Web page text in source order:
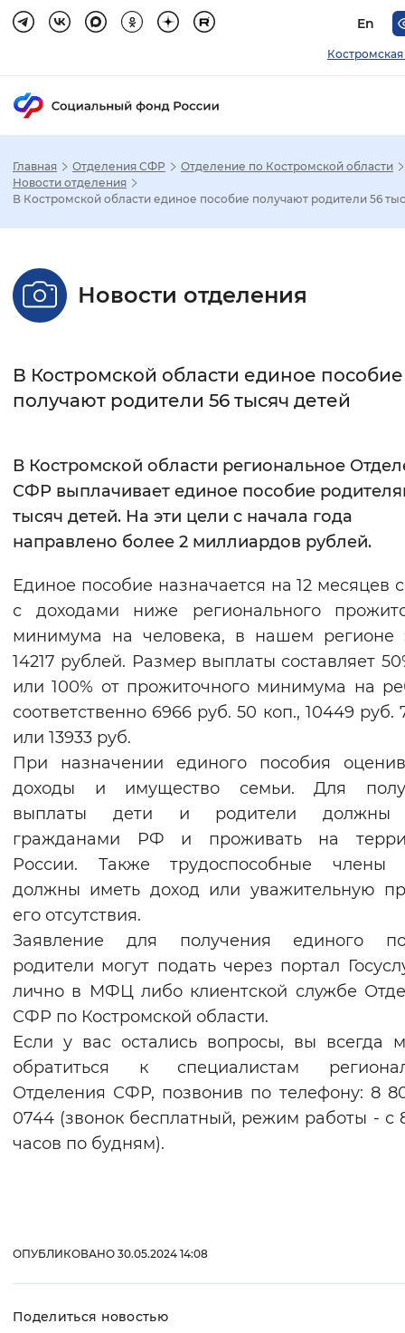
En
Костромская
Настройка режима отображения
Стандартный Увеличенный
С засечками
Нормальный Увеличенный
Цвет сайта
Синий фон
Изображения
Включены Выключены
Воспроизвести Остановить
Вернуть стандартные настройки
Главная Отделения СФР
Отделение по Костромской области
Новости отделения
В Костромской области единое пособие получают родители 56
Новости отделения
В Костромской области единое пособие
получают родители 56 тысяч детей
В Костромской области региональное
СФР выплачивает единое пособие
тысяч детей. На эти цели с начала года
направлено более 2 миллиардов рублей.
Единое пособие назначается на 12 месяцев
с доходами ниже регионального
минимума на человека, в нашем
14217 рублей. Размер выплаты составляет
или 100% от прожиточного минимума на
соответственно 6966 руб. 50 коп., 10449 руб.
или 13933 руб.
При назначении единого пособия
доходы и имущество семьи. Для
выплаты дети и родители должны
гражданами РФ и проживать на
России. Также трудоспособные члены
должны иметь доход или уважительную
его отсутствия.
Заявление для получения единого
родители могут подать через портал
лично в МФЦ либо клиентской службе
СФР по Костромской области.
Если у вас остались вопросы, вы всегда
обратиться к специалистам
Отделения СФР, позвонив по телефону: 8
0744 (звонок бесплатный, режим работы - с
часов по будням).
ОПУБЛИКОВАНО 30.05.2024 14:08
Поделиться новостью